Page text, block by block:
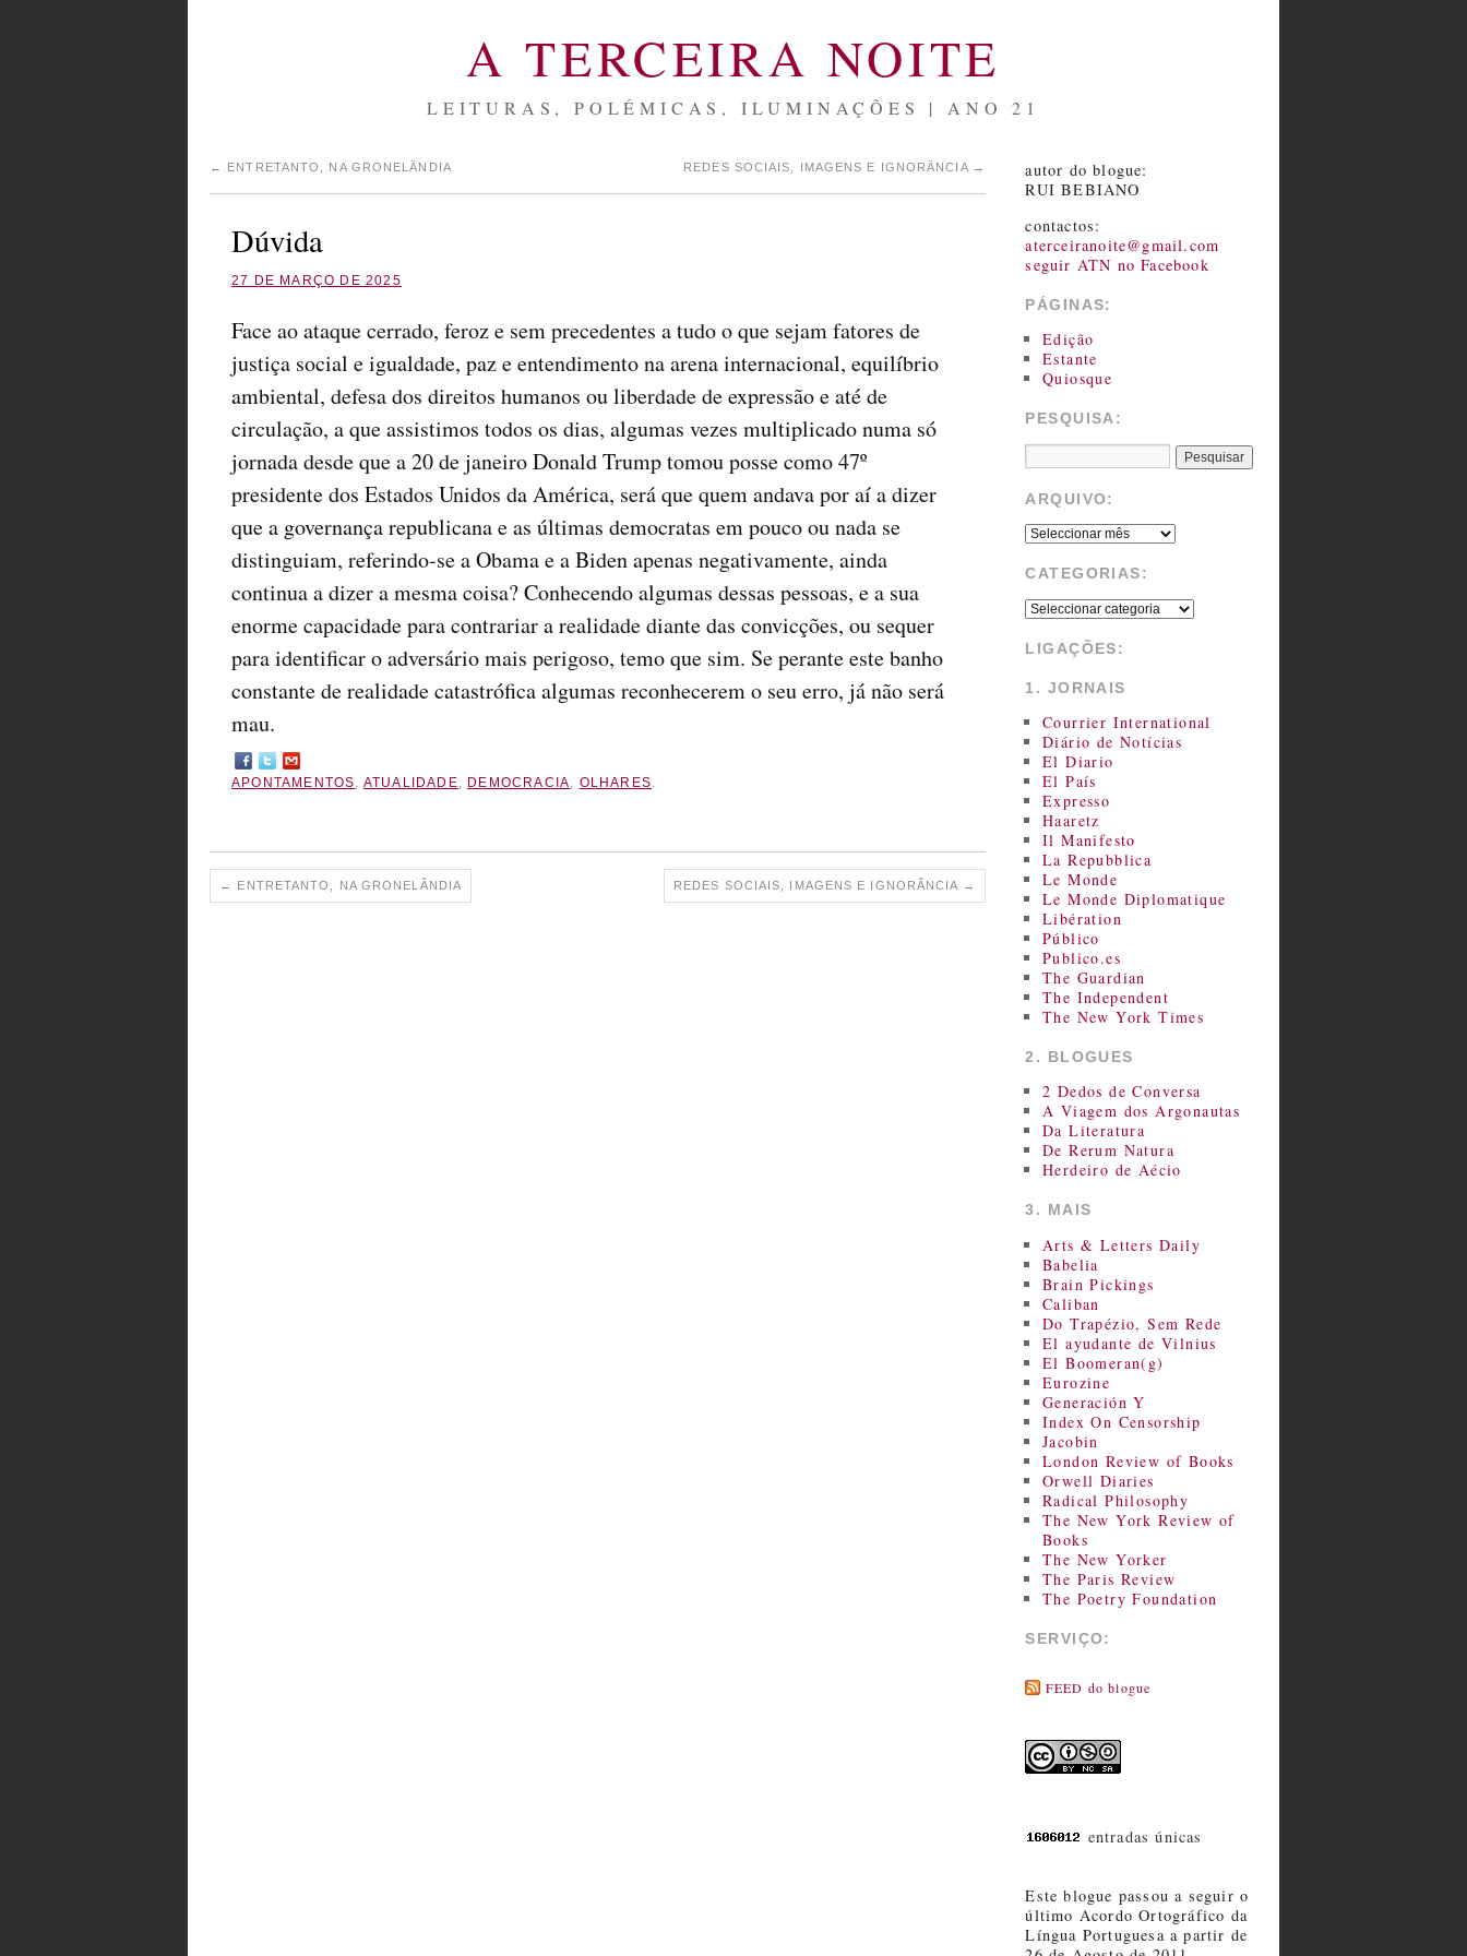
A TERCEIRA NOITE
LEITURAS, POLÉMICAS, ILUMINAÇÕES | ANO 21
← ENTRETANTO, NA GRONELÂNDIA REDES SOCIAIS, IMAGENS E IGNORÂNCIA →
Dúvida
27 DE MARÇO DE 2025
Face ao ataque cerrado, feroz e sem precedentes a tudo o que sejam fatores de
justiça social e igualdade, paz e entendimento na arena internacional, equilíbrio
ambiental, defesa dos direitos humanos ou liberdade de expressão e até de
circulação, a que assistimos todos os dias, algumas vezes multiplicado numa só
jornada desde que a 20 de janeiro Donald Trump tomou posse como 47º
presidente dos Estados Unidos da América, será que quem andava por aí a dizer
que a governança republicana e as últimas democratas em pouco ou nada se
distinguiam, referindo-se a Obama e a Biden apenas negativamente, ainda
continua a dizer a mesma coisa? Conhecendo algumas dessas pessoas, e a sua
enorme capacidade para contrariar a realidade diante das convicções, ou sequer
para identificar o adversário mais perigoso, temo que sim. Se perante este banho
constante de realidade catastrófica algumas reconhecerem o seu erro, já não será
mau.
APONTAMENTOS, ATUALIDADE, DEMOCRACIA, OLHARES.
← ENTRETANTO, NA GRONELÂNDIA REDES SOCIAIS, IMAGENS E IGNORÂNCIA →
autor do blogue:
RUI BEBIANO
contactos:
aterceiranoite@gmail.com
seguir ATN no Facebook
PÁGINAS:
Edição
Estante
Quiosque
PESQUISA:
ARQUIVO:
CATEGORIAS:
LIGAÇÕES:
1. JORNAIS
Courrier International
Diário de Notícias
El Diario
El País
Expresso
Haaretz
Il Manifesto
La Repubblica
Le Monde
Le Monde Diplomatique
Libération
Público
Publico.es
The Guardian
The Independent
The New York Times
2. BLOGUES
2 Dedos de Conversa
A Viagem dos Argonautas
Da Literatura
De Rerum Natura
Herdeiro de Aécio
3. MAIS
Arts & Letters Daily
Babelia
Brain Pickings
Caliban
Do Trapézio, Sem Rede
El ayudante de Vilnius
El Boomeran(g)
Eurozine
Generación Y
Index On Censorship
Jacobin
London Review of Books
Orwell Diaries
Radical Philosophy
The New York Review of
Books
The New Yorker
The Paris Review
The Poetry Foundation
SERVIÇO:
FEED do blogue
entradas únicas
Este blogue passou a seguir o
último Acordo Ortográfico da
Língua Portuguesa a partir de